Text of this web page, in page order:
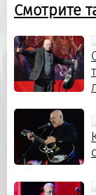
Смотрите